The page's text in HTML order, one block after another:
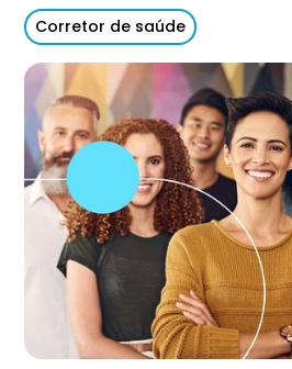
Corretor de saúde